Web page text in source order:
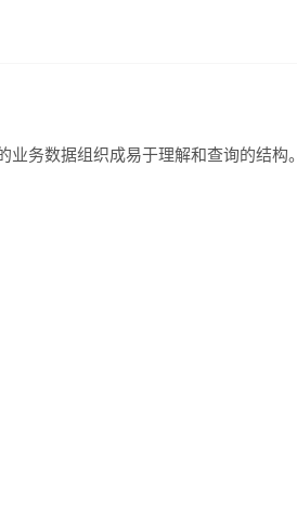
务数据组织成易于理解和查询的结构。